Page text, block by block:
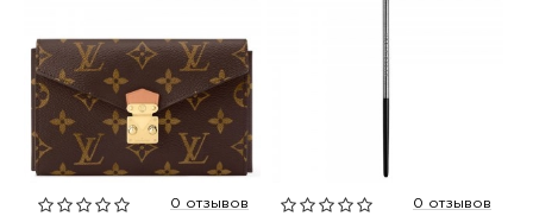
0 отзывов 0 отзывов